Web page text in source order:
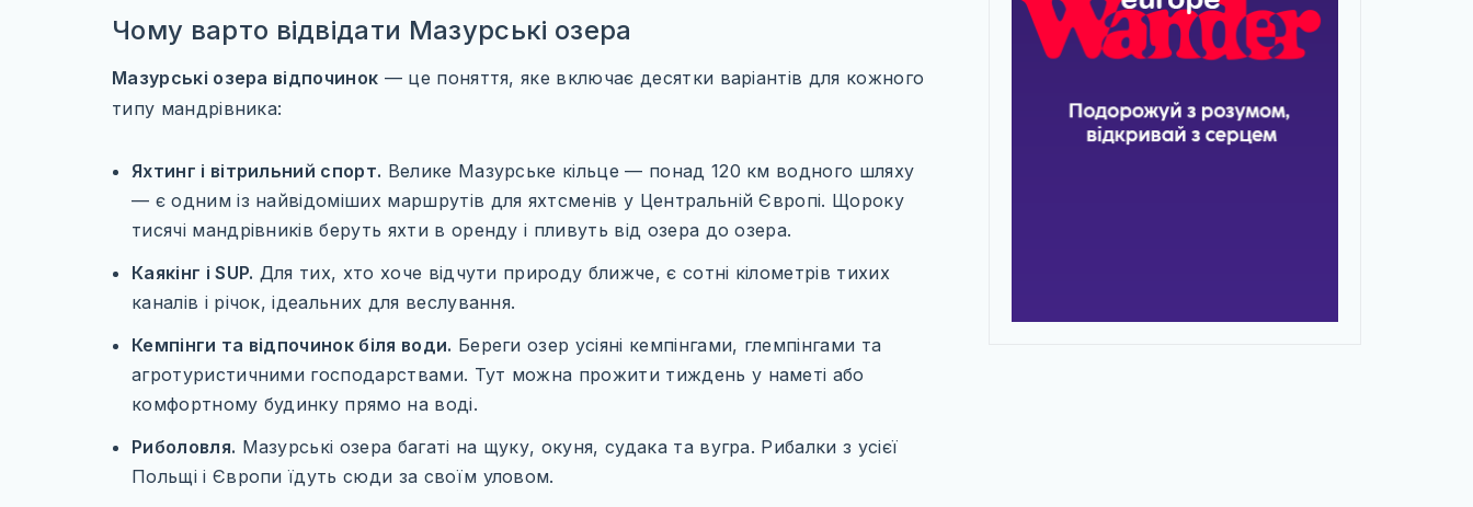
Чому варто відвідати Мазурські озера
Мазурські озера відпочинок — це поняття, яке включає десятки варіантів для кожного
типу мандрівника:
Яхтинг і вітрильний спорт. Велике Мазурське кільце — понад 120 км водного шляху
— є одним із найвідоміших маршрутів для яхтсменів у Центральній Європі. Щороку
тисячі мандрівників беруть яхти в оренду і пливуть від озера до озера.
Каякінг і SUP. Для тих, хто хоче відчути природу ближче, є сотні кілометрів тихих
каналів і річок, ідеальних для веслування.
Кемпінги та відпочинок біля води. Береги озер усіяні кемпінгами, глемпінгами та
агротуристичними господарствами. Тут можна прожити тиждень у наметі або
комфортному будинку прямо на воді.
Риболовля. Мазурські озера багаті на щуку, окуня, судака та вугра. Рибалки з усієї
Польщі і Європи їдуть сюди за своїм уловом.